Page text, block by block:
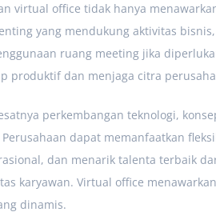
virtual office tidak hanya
yang mendukung aktivitas
ruang meeting jika
produktif dan menjaga citra
perkembangan teknologi,
Perusahaan dapat memanfaatkan
dan menarik talenta terbaik
karyawan. Virtual office
dinamis.